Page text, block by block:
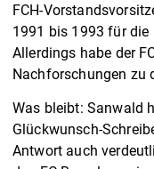
FCH-
1991 bis 1993 für die
Allerdings habe der
Nachforschungen zu
Was bleibt: Sanwald
Glückwunsch-
Antwort auch